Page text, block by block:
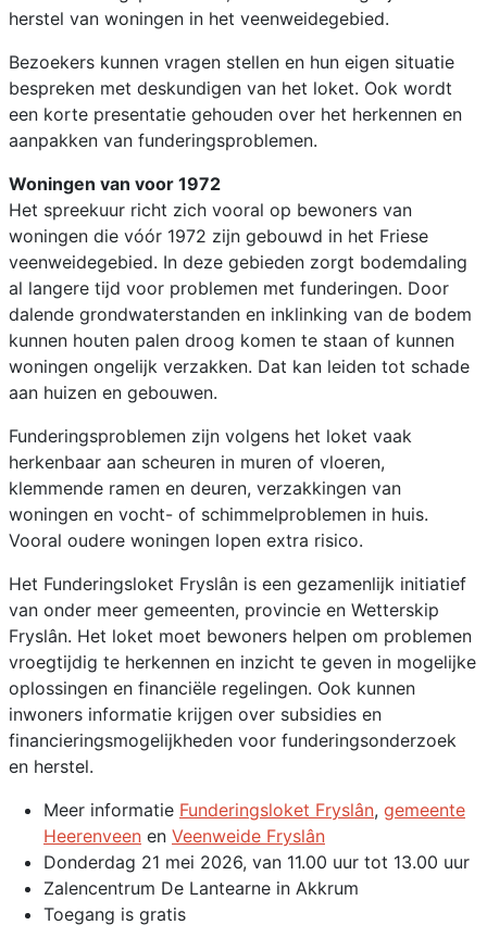
herstel van woningen in het veenweidegebied.
Bezoekers kunnen vragen stellen en hun eigen situatie
bespreken met deskundigen van het loket. Ook wordt
een korte presentatie gehouden over het herkennen en
aanpakken van funderingsproblemen.
Woningen van voor 1972
Het spreekuur richt zich vooral op bewoners van
woningen die vóór 1972 zijn gebouwd in het Friese
veenweidegebied. In deze gebieden zorgt bodemdaling
al langere tijd voor problemen met funderingen. Door
dalende grondwaterstanden en inklinking van de bodem
kunnen houten palen droog komen te staan of kunnen
woningen ongelijk verzakken. Dat kan leiden tot schade
aan huizen en gebouwen.
Funderingsproblemen zijn volgens het loket vaak
herkenbaar aan scheuren in muren of vloeren,
klemmende ramen en deuren, verzakkingen van
woningen en vocht- of schimmelproblemen in huis.
Vooral oudere woningen lopen extra risico.
Het Funderingsloket Fryslân is een gezamenlijk initiatief
van onder meer gemeenten, provincie en Wetterskip
Fryslân. Het loket moet bewoners helpen om problemen
vroegtijdig te herkennen en inzicht te geven in mogelijke
oplossingen en financiële regelingen. Ook kunnen
inwoners informatie krijgen over subsidies en
financieringsmogelijkheden voor funderingsonderzoek
en herstel.
Meer informatie Funderingsloket Fryslân, gemeente
Heerenveen en Veenweide Fryslân
Donderdag 21 mei 2026, van 11.00 uur tot 13.00 uur
Zalencentrum De Lantearne in Akkrum
Toegang is gratis